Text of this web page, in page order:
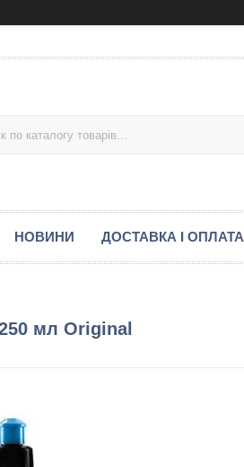
НОВИНИ ДОСТАВКА І ОПЛАТА
мл Original